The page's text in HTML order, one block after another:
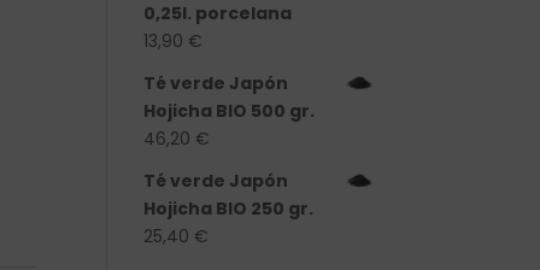
0,25l. porcelana
13,90 €
Té verde Japón
Hojicha BIO 500 gr.
46,20 €
Té verde Japón
Hojicha BIO 250 gr.
25,40 €